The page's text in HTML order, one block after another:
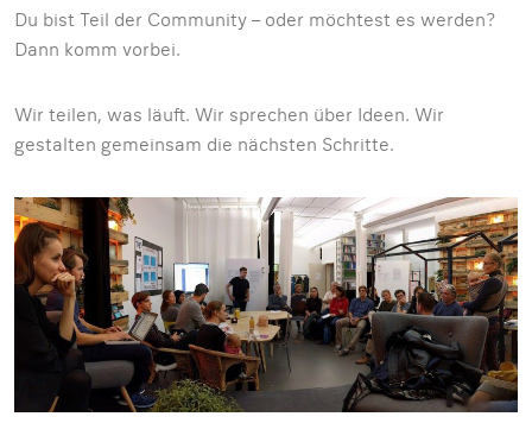
Du bist Teil der Community – oder möchtest es werden?
Dann komm vorbei.
Wir teilen, was läuft. Wir sprechen über Ideen. Wir
gestalten gemeinsam die nächsten Schritte.